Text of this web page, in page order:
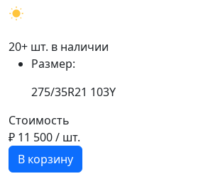
20+ шт. в наличии
Размер:
275/35R21 103Y
Стоимость
₽ 11 500/ шт.
В корзину